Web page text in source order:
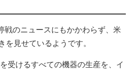
戦のニュースにもかかわらず、米
を見せているようです。
受けるすべての機器の生産を、イ